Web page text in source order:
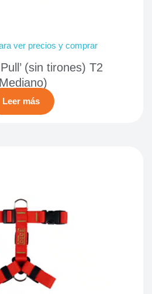
ver precios y comprar
(sin tirones) T2
Leer más